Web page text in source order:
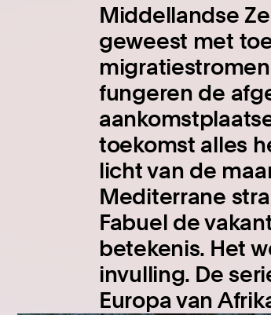
Middellandse
geweest met
fungeren de
toekomst alles
licht van de
Mediterrane
Fabuel de
betekenis. Het
invulling. De
Europa van